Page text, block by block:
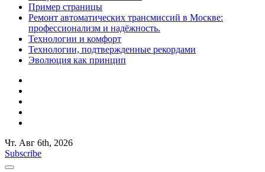
Пример страницы
Ремонт автоматических трансмиссий в Москве:
профессионализм и надёжность.
Технологии и комфорт
Технологии, подтвержденные рекордами
Эволюция как принцип
Чт. Авг 6th, 2026
Subscribe